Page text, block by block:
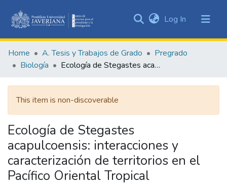
&
Collections
Statistics
Log In (current)
Home A. Tesis y Trabajos de Grado
Pregrado
Biología
Ecología de Stegastes acapulcoensis: interacciones y caracterización de territorios en el Pacífico Oriental Tropical
This item is non-discoverable
Ecología de Stegastes
acapulcoensis: interacciones y
caracterización de territorios en el
Pacífico Oriental Tropical